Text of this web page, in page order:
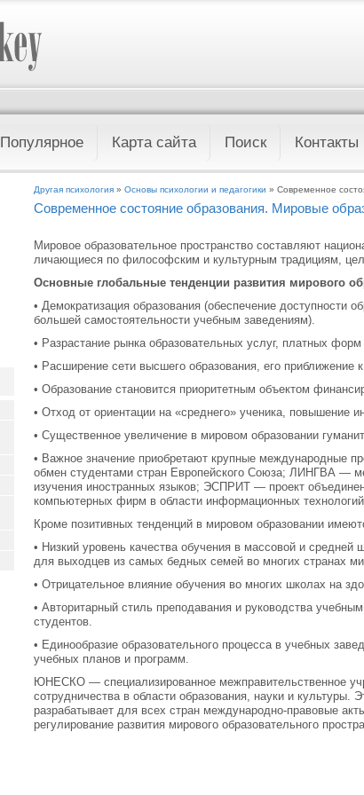
Популярное Карта сайта Поиск Контакты
Другая психология » Основы психологии и педагогики » Современное
Современное состояние образования. Мировые
Мировое образовательное пространство составляют
личающиеся по философским и культурным традициям,
Основные глобальные тенденции развития мирового
• Демократизация образования (обеспечение доступ­ности
большей самостоятельности учебным заведениям).
• Разрастание рынка образовательных услуг, платных
• Расширение сети высшего образования, его прибли­жение
• Образование становится приоритетным объектом
• Отход от ориентации на «среднего» ученика,
• Существенное увеличение в мировом образовании
• Важное значение приобретают крупные международ­ные
обмен студентами стран Европейского Союза; ЛИНГВА —
изучения иностранных языков; ЭСПРИТ — проект
компьютерных фирм в области информаци­онных
Кроме позитивных тенденций в мировом образовании
• Низкий уровень качества обучения в массовой и
для выходцев из самых бедных семей во многих странах
• Отрицательное влияние обучения во многих школах на
• Авторитарный стиль преподавания и руководства
студентов.
• Единообразие образовательного процесса в учебных
учебных планов и программ.
ЮНЕСКО — специализированное межправительствен­ное
сотрудничества в области образования, науки и
разрабатывает для всех стран международно-пра­вовые
регулирование развития мирового образо­вательного